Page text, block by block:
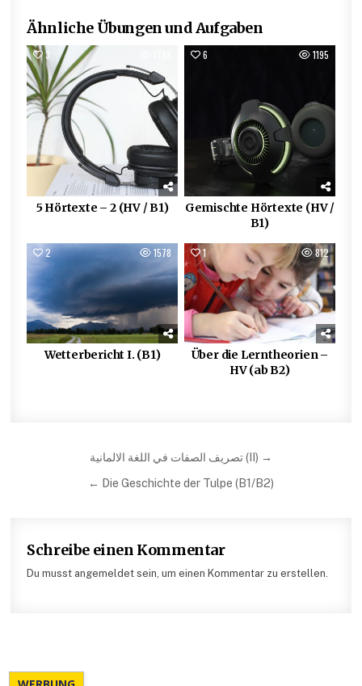
Ähnliche Übungen und Aufgaben
3
5 Hörtexte – 2 (HV / B1)
6 1195
Gemischte Hörtexte (HV /
B1)
2 1578
Wetterbericht I. (B1)
1 812
Über die Lerntheorien –
HV (ab B2)
Beitragsnavigation
تصريف الصفات في اللغة الالمانية (II) →
← Die Geschichte der Tulpe (B1/B2)
Schreibe einen Kommentar
Du musst angemeldet sein, um einen Kommentar zu erstellen.